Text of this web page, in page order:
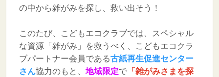
の中から雑がみを探し、救い出そう！
このたび、こどもエコクラブでは、スペシャル
な資源「雑がみ」を救うべく、こどもエコクラ
ブパートナー会員である古紙再生促進センター
さん協力のもと、 地域限定で「雑がみさまを探